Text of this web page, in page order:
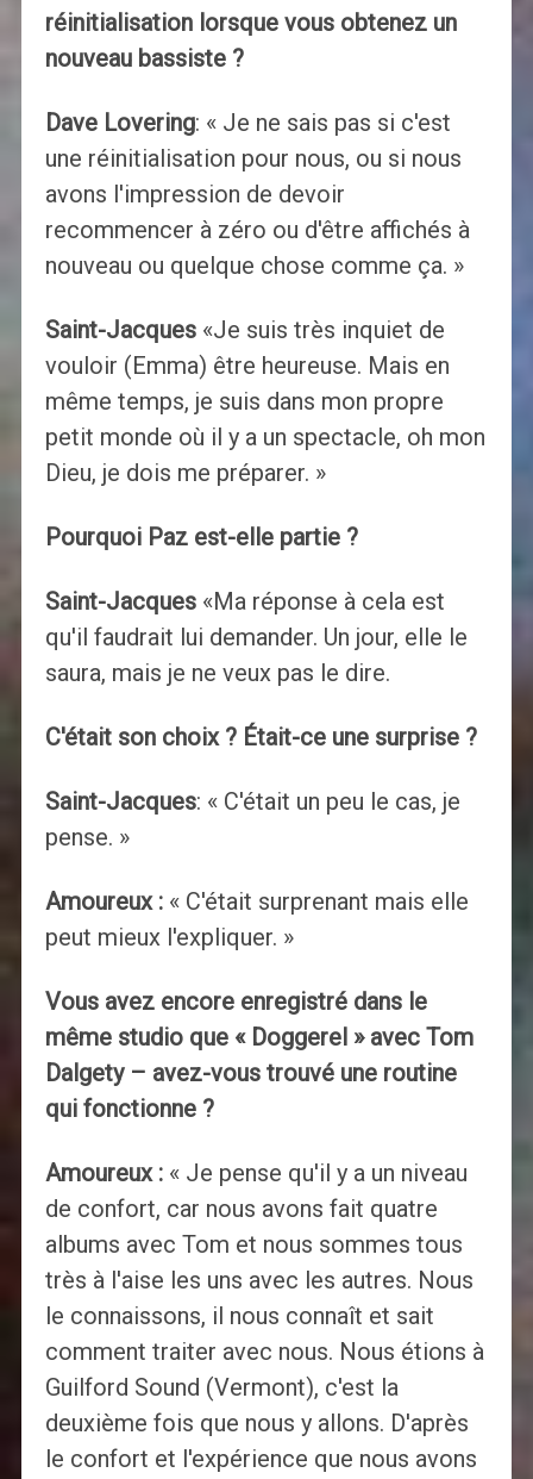
réinitialisation lorsque vous obtenez un
nouveau bassiste ?
Dave Lovering: « Je ne sais pas si c'est
une réinitialisation pour nous, ou si nous
avons l'impression de devoir
recommencer à zéro ou d'être affichés à
nouveau ou quelque chose comme ça. »
Saint-Jacques«Je suis très inquiet de
vouloir (Emma) être heureuse. Mais en
même temps, je suis dans mon propre
petit monde où il y a un spectacle, oh mon
Dieu, je dois me préparer. »
Pourquoi Paz est-elle partie ?
Saint-Jacques«Ma réponse à cela est
qu'il faudrait lui demander. Un jour, elle le
saura, mais je ne veux pas le dire.
C'était son choix ? Était-ce une surprise ?
Saint-Jacques: « C'était un peu le cas, je
pense. »
Amoureux :« C'était surprenant mais elle
peut mieux l'expliquer. »
Vous avez encore enregistré dans le
même studio que « Doggerel » avec Tom
Dalgety – avez-vous trouvé une routine
qui fonctionne ?
Amoureux :« Je pense qu'il y a un niveau
de confort, car nous avons fait quatre
albums avec Tom et nous sommes tous
très à l'aise les uns avec les autres. Nous
le connaissons, il nous connaît et sait
comment traiter avec nous. Nous étions à
Guilford Sound (Vermont), c'est la
deuxième fois que nous y allons. D'après
le confort et l'expérience que nous avons